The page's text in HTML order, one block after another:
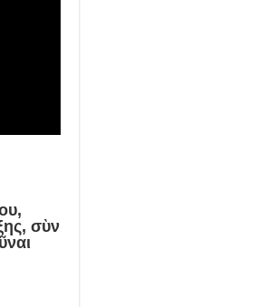
σὺν